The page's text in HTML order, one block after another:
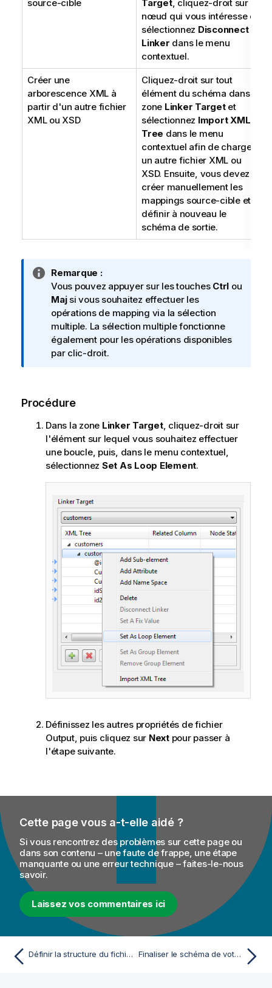
source-cible Target, cliquez-droit sur le
nœud qui vous intéresse et
sélectionnez Disconnect
Linker dans le menu
contextuel.
Créer une
arborescence XML à
partir d'un autre fichier
XML ou XSD
Cliquez-droit sur tout
élément du schéma dans la
zone Linker Targetet
sélectionnez Import XML
Tree dans le menu
contextuel afin de charger
un autre fichier XML ou
XSD. Ensuite, vous devez
créer manuellement les
mappings source-cible et
définir à nouveau le
schéma de sortie.
N
o
t
e
I
n
f
a
n
Remarque :
Vous pouvez appuyer sur les touches Ctrl ou
Majsi vous souhaitez effectuer les
opérations de mapping via la sélection
multiple. La sélection multiple fonctionne
également pour les opérations disponibles
par clic-droit.
Procédure
Dans la zone Linker Target, cliquez-droit sur
l'élément sur lequel vous souhaitez effectuer
une boucle, puis, dans le menu contextuel,
sélectionnez Set As Loop Element.
Définissez les autres propriétés de fichier
Output, puis cliquez sur Nextpour passer à
l'étape suivante.
Cette page vous a-t-elle aidé ?
Si vous rencontrez des problèmes sur cette page ou
dans son contenu – une faute de frappe, une étape
manquante ou une erreur technique – faites-le-nous
savoir.
Laissez vos commentaires ici
Définir la structure du fichier de sortie à l'aide d'un fichier XSD Finaliser le schéma de votre fichier de sortie